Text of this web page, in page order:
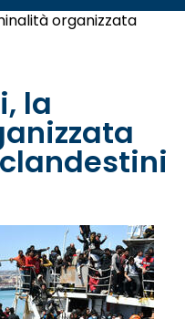
organizzata
la